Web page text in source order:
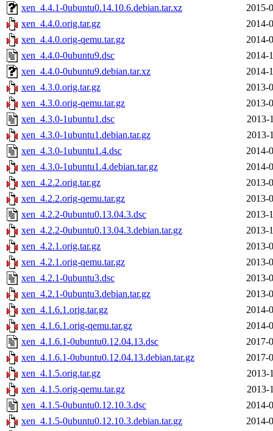
xen_4.4.1-0ubuntu0.14.10.6.debian.tar.xz
2015-
xen_4.4.0.orig.tar.gz
2014-
xen_4.4.0.orig-qemu.tar.gz
2014-
xen_4.4.0-0ubuntu9.dsc
2014-
xen_4.4.0-0ubuntu9.debian.tar.xz
2014-
xen_4.3.0.orig.tar.gz
2013-
xen_4.3.0.orig-qemu.tar.gz
2013-
xen_4.3.0-1ubuntu1.dsc
2013-
xen_4.3.0-1ubuntu1.debian.tar.gz
2013-
xen_4.3.0-1ubuntu1.4.dsc
2014-
xen_4.3.0-1ubuntu1.4.debian.tar.gz
2014-
xen_4.2.2.orig.tar.gz
2013-
xen_4.2.2.orig-qemu.tar.gz
2013-
xen_4.2.2-0ubuntu0.13.04.3.dsc
2013-
xen_4.2.2-0ubuntu0.13.04.3.debian.tar.gz
2013-
xen_4.2.1.orig.tar.gz
2013-
xen_4.2.1.orig-qemu.tar.gz
2013-
xen_4.2.1-0ubuntu3.dsc
2013-
xen_4.2.1-0ubuntu3.debian.tar.gz
2013-
xen_4.1.6.1.orig.tar.gz
2014-
xen_4.1.6.1.orig-qemu.tar.gz
2014-
xen_4.1.6.1-0ubuntu0.12.04.13.dsc
2017-
xen_4.1.6.1-0ubuntu0.12.04.13.debian.tar.gz
2017-
xen_4.1.5.orig.tar.gz
2013-
xen_4.1.5.orig-qemu.tar.gz
2013-
xen_4.1.5-0ubuntu0.12.10.3.dsc
2014-
xen_4.1.5-0ubuntu0.12.10.3.debian.tar.gz
2014-